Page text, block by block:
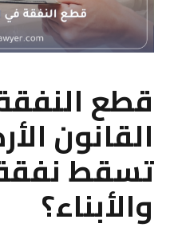
قطع
القانون
تسقط
والأبناء؟